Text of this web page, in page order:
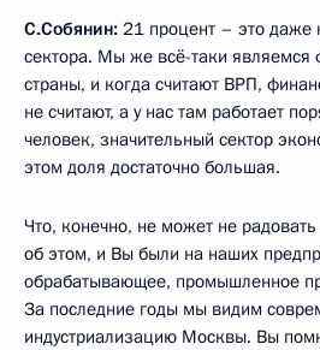
С.Собянин: 21 процент – это даже
сектора. Мы же всё-таки являемся
страны, и когда считают ВРП,
не считают, а у нас там работает
человек, значительный сектор
этом доля достаточно большая.
Что, конечно, не может не
об этом, и Вы были на наших
обрабатывающее, промышленное
За последние годы мы видим
индустриализацию Москвы. Вы